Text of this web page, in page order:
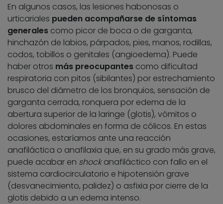
En algunos casos, las lesiones habonosas o
urticariales pueden acompañarse de síntomas
generales como picor de boca o de garganta,
hinchazón de labios, párpados, pies, manos, rodillas,
codos, tobillos o genitales (angioedema). Puede
haber otros más preocupantes como dificultad
respiratoria con pitos (sibilantes) por estrechamiento
brusco del diámetro de los bronquios, sensación de
garganta cerrada, ronquera por edema de la
abertura superior de la laringe (glotis), vómitos o
dolores abdominales en forma de cólicos. En estas
ocasiones, estaríamos ante una reacción
anafiláctica o anafilaxia que, en su grado más grave,
puede acabar en shockanafiláctico con fallo en el
sistema cardiocirculatorio e hipotensión grave
(desvanecimiento, palidez) o asfixia por cierre de la
glotis debido a un edema intenso.